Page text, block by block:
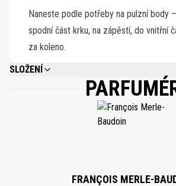
Naneste podle potřeby na pulzní body
spodní část krku, na zápěstí, do vnitřní
za koleno.
SLOŽENÍ
ALCOHOL DENAT., PARFUM (FRAGRANCE), AQUA
METHOXYCINNAMATE, BUTYL
ETHYLHEXYL SALICYLATE, GERANIOL, EUGENOL,
LINALOOL, CI 42090 (BLUE 1).
FRANÇOIS MERLE-